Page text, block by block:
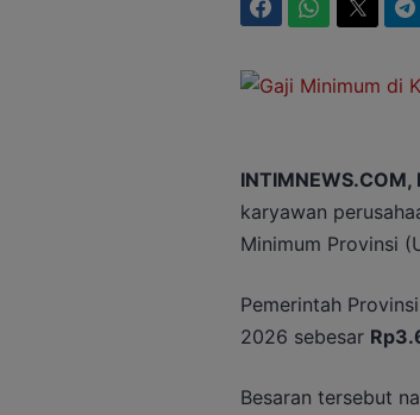
INTIMNEWS.COM,
karyawan
Minimum Provinsi
Pemerintah
2026 sebesar
Besaran tersebut